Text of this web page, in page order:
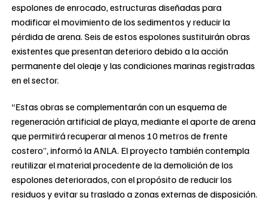
espolones de enrocado, estructuras diseñadas para
modificar el movimiento de los sedimentos y reducir la
pérdida de arena. Seis de estos espolones sustituirán obras
existentes que presentan deterioro debido a la acción
permanente del oleaje y las condiciones marinas registradas
en el sector.
“Estas obras se complementarán con un esquema de
regeneración artificial de playa, mediante el aporte de arena
que permitirá recuperar al menos 10 metros de frente
costero”, informó la ANLA. El proyecto también contempla
reutilizar el material procedente de la demolición de los
espolones deteriorados, con el propósito de reducir los
residuos y evitar su traslado a zonas externas de disposición.